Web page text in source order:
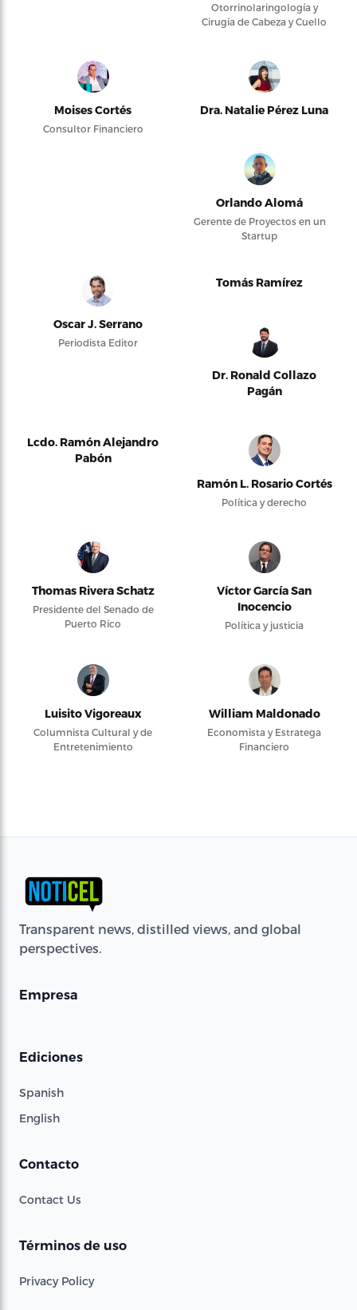
Otorrinolaringología y
Cirugía de Cabeza y Cuello
Moises Cortés
Consultor Financiero
Dra. Natalie Pérez Luna
Orlando Alomá
Gerente de Proyectos en un
Startup
Oscar J. Serrano
Periodista Editor
Tomás Ramírez
Dr. Ronald Collazo
Pagán
Lcdo. Ramón Alejandro
Pabón
Ramón L. Rosario Cortés
Política y derecho
Thomas Rivera Schatz
Presidente del Senado de
Puerto Rico
Víctor García San
Inocencio
Política y justicia
Luisito Vigoreaux
Columnista Cultural y de
Entretenimiento
William Maldonado
Economista y Estratega
Financiero
Transparent news, distilled views, and global
perspectives.
Empresa
Ediciones
Spanish
English
Contacto
Contact Us
Términos de uso
Privacy Policy